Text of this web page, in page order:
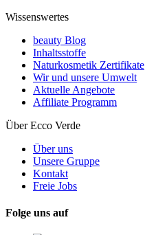
Wissenswertes
beauty Blog
Inhaltsstoffe
Naturkosmetik Zertifikate
Wir und unsere Umwelt
Aktuelle Angebote
Affiliate Programm
Über Ecco Verde
Über uns
Unsere Gruppe
Kontakt
Freie Jobs
Folge uns auf